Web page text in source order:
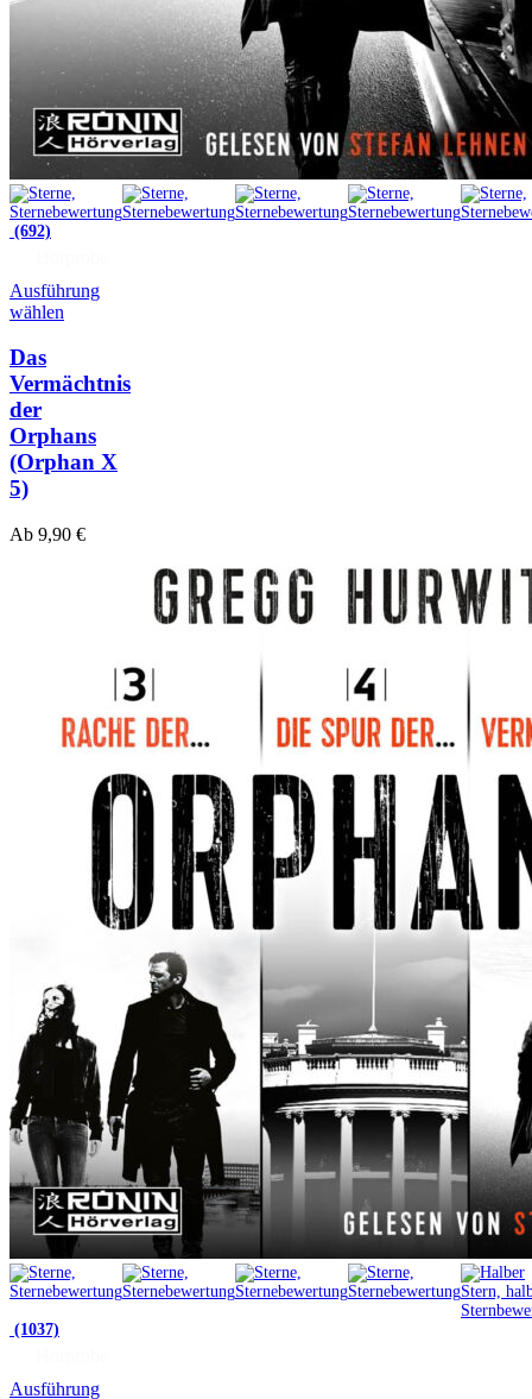
(692)
Ausführung
wählen
Das
Vermächtnis
der
Orphans
(Orphan X
5)
Ab 9,90 €
(1037)
Ausführung